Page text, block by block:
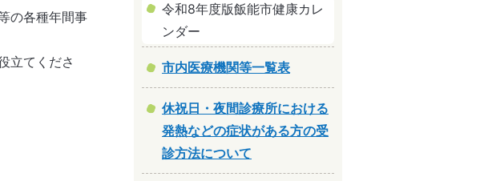
の各種年間事
立てくださ
令和8年度版飯能市健康カレ
ンダー
市内医療機関等一覧表
休祝日・夜間診療所における
発熱などの症状がある方の受
診方法について